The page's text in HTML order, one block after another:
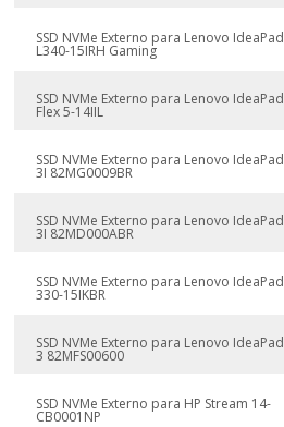
SSD NVMe Externo para Lenovo IdeaPad
L340-15IRH Gaming
SSD NVMe Externo para Lenovo IdeaPad
Flex 5-14IIL
SSD NVMe Externo para Lenovo IdeaPad
3I 82MG0009BR
SSD NVMe Externo para Lenovo IdeaPad
3I 82MD000ABR
SSD NVMe Externo para Lenovo IdeaPad
330-15IKBR
SSD NVMe Externo para Lenovo IdeaPad
3 82MFS00600
SSD NVMe Externo para HP Stream 14-
CB0001NP